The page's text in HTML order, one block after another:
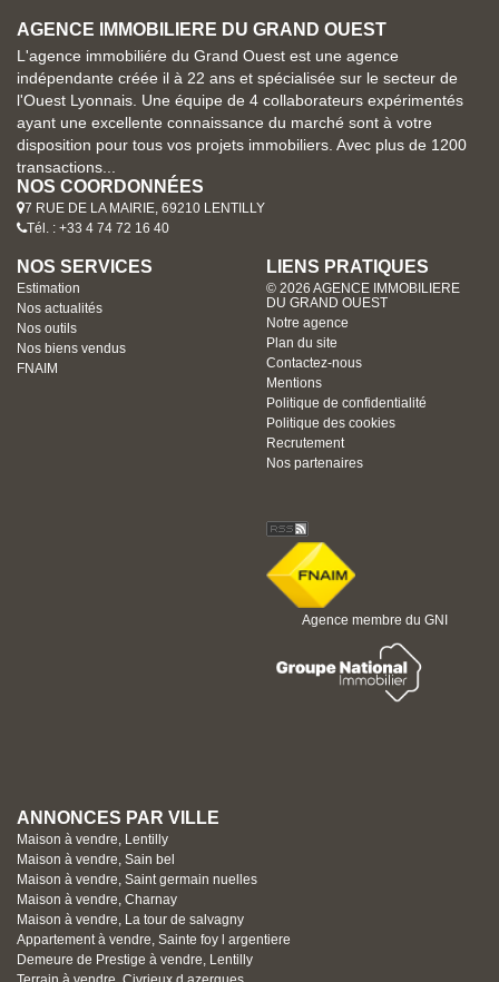
AGENCE IMMOBILIERE DU GRAND OUEST
L'agence immobiliére du Grand Ouest est une agence
indépendante créée il à 22 ans et spécialisée sur le secteur de
l'Ouest Lyonnais. Une équipe de 4 collaborateurs expérimentés
ayant une excellente connaissance du marché sont à votre
disposition pour tous vos projets immobiliers. Avec plus de 1200
transactions...
NOS COORDONNÉES
7 RUE DE LA MAIRIE, 69210 LENTILLY
Tél. : +33 4 74 72 16 40
NOS SERVICES
Estimation
Nos actualités
Nos outils
Nos biens vendus
FNAIM
LIENS PRATIQUES
© 2026 AGENCE IMMOBILIERE
DU GRAND OUEST
Notre agence
Plan du site
Contactez-nous
Mentions
Politique de confidentialité
Politique des cookies
Recrutement
Nos partenaires
Agence membre du GNI
ANNONCES PAR VILLE
Maison à vendre, Lentilly
Maison à vendre, Sain bel
Maison à vendre, Saint germain nuelles
Maison à vendre, Charnay
Maison à vendre, La tour de salvagny
Appartement à vendre, Sainte foy l argentiere
Demeure de Prestige à vendre, Lentilly